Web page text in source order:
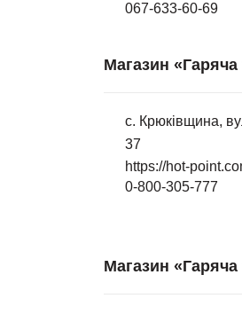
067-633-60-69
Магазин «Гаряча
с. Крюківщина,
37
https://hot-
0-800-305-777
Магазин «Гаряча